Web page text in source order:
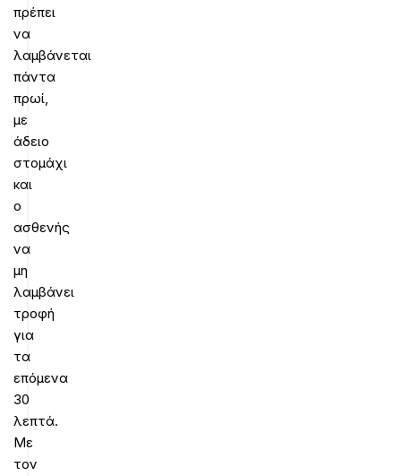
πρέπει
να
λαμβάνεται
πάντα
πρωί,
με
άδειο
στομάχι
και
ο
ασθενής
να
μη
λαμβάνει
τροφή
για
τα
επόμενα
30
λεπτά.
Με
τον